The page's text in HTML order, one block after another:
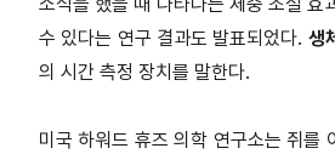
소식을 했을 때 나타나는 체중 조절 효
수 있다는 연구 결과도 발표되었다. 생
의 시간 측정 장치를 말한다.
미국 하워드 휴즈 의학 연구소는 쥐를